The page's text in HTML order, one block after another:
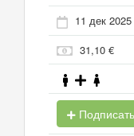
11 дек
31,10 €